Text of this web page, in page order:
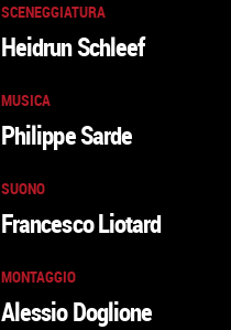
SCENEGGIATURA
Heidrun Schleef
MUSICA
Philippe Sarde
SUONO
Francesco Liotard
MONTAGGIO
Alessio Doglione